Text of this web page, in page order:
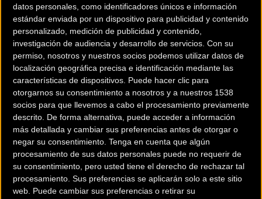
datos personales, como identificadores únicos e información
estándar enviada por un dispositivo para publicidad y contenido
personalizado, medición de publicidad y contenido,
investigación de audiencia y desarrollo de servicios. Con su
permiso, nosotros y nuestros socios podemos utilizar datos de
localización geográfica precisa e identificación mediante las
características de dispositivos. Puede hacer clic para
otorgarnos su consentimiento a nosotros y a nuestros 1538
socios para que llevemos a cabo el procesamiento previamente
descrito. De forma alternativa, puede acceder a información
más detallada y cambiar sus preferencias antes de otorgar o
negar su consentimiento. Tenga en cuenta que algún
procesamiento de sus datos personales puede no requerir de
su consentimiento, pero usted tiene el derecho de rechazar tal
procesamiento. Sus preferencias se aplicarán solo a este sitio
web. Puede cambiar sus preferencias o retirar su
200 km
¿Eres el propietario de esta tienda? Descubre cómo
hacerte tienda
Premium para llegar a más clientes.